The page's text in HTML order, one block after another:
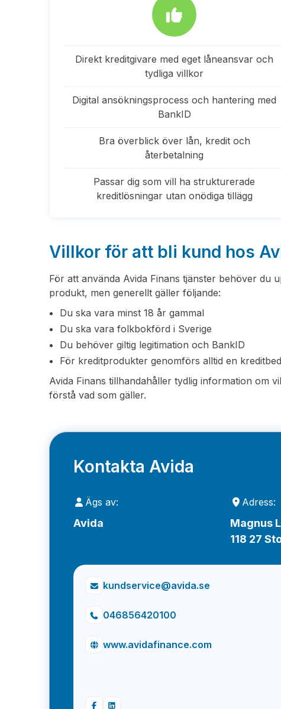
Direkt kreditgivare med eget låneansvar och
tydliga villkor
Digital ansökningsprocess och hantering med
BankID
Bra överblick över lån, kredit och
återbetalning
Passar dig som vill ha strukturerade
kreditlösningar utan onödiga tillägg
Villkor för att bli kund hos
För att använda Avida Finans tjänster behöver du
produkt, men generellt gäller följande:
Du ska vara minst 18 år gammal
Du ska vara folkbokförd i Sverige
Du behöver giltig legitimation och BankID
För kreditprodukter genomförs alltid en
Avida Finans tillhandahåller tydlig information om
förstå vad som gäller.
Kontakta Avida
Ägs av:
Avida
Adress:
Magnus
118 27
kundservice@avida.se
046856420100
www.avidafinance.com